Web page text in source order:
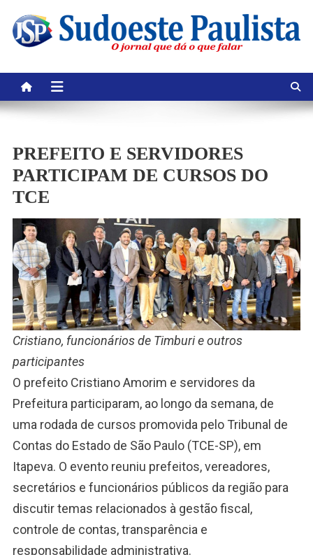
content
PREFEITO E SERVIDORES
PARTICIPAM DE CURSOS DO
TCE
Cristiano, funcionários de Timburi e outros
participantes
O prefeito Cristiano Amorim e servidores da
Prefeitura participaram, ao longo da semana, de
uma rodada de cursos promovida pelo Tribunal de
Contas do Estado de São Paulo (TCE-SP), em
Itapeva. O evento reuniu prefeitos, vereadores,
secretários e funcionários públicos da região para
discutir temas relacionados à gestão fiscal,
controle de contas, transparência e
responsabilidade administrativa.